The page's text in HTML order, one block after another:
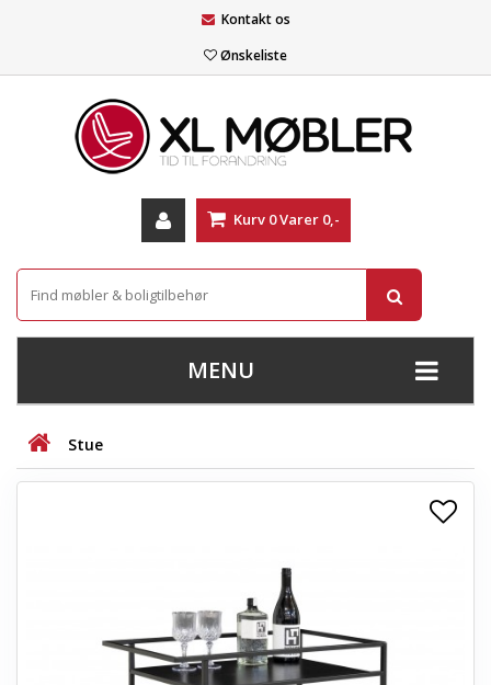
Kontakt os
Ønskeliste
Kurv 0Varer 0,-
MENU
+
STUE
+
OPBEVARING
Stue